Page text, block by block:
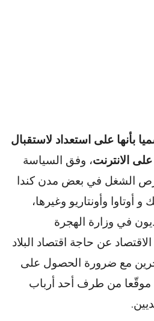
بأنها على استعداد لاستقبال
الانترنت، وفق السياسة
الشغل في بعض مدن كندا
أوتاوا وأونتاريو وغيرها،
في وزارة الهجرة
عن حاجة اقتصاد البلاد
مع ضرورة الحصول على
من طرف أحد أرباب